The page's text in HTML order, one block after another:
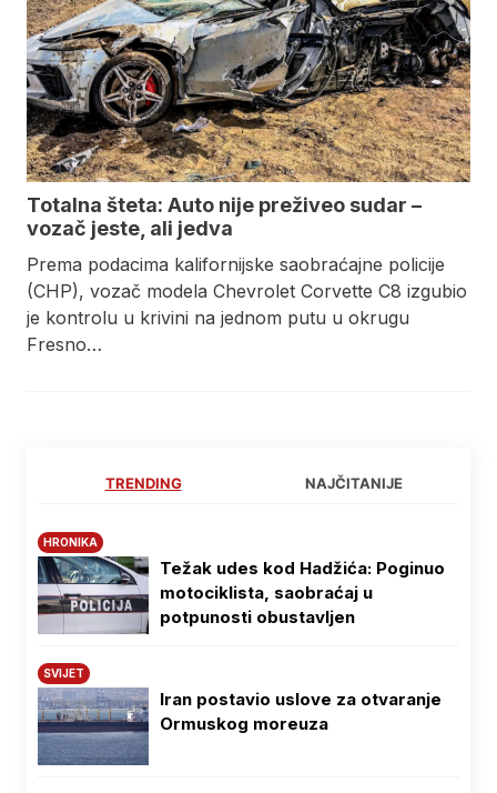
Totalna šteta: Auto nije preživeo sudar –
vozač jeste, ali jedva
Prema podacima kalifornijske saobraćajne policije
(CHP), vozač modela Chevrolet Corvette C8 izgubio
je kontrolu u krivini na jednom putu u okrugu
Fresno…
TRENDING NAJČITANIJE
HRONIKA
Težak udes kod Hadžića: Poginuo
motociklista, saobraćaj u
potpunosti obustavljen
SVIJET
Iran postavio uslove za otvaranje
Ormuskog moreuza